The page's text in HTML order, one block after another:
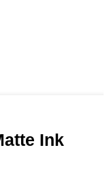
Ink